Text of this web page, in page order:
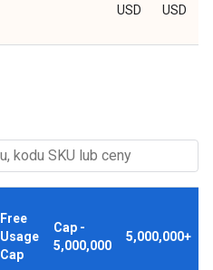
USD
USD
Free
Usage
Cap
Cap -
5,000,000
5,000,000+